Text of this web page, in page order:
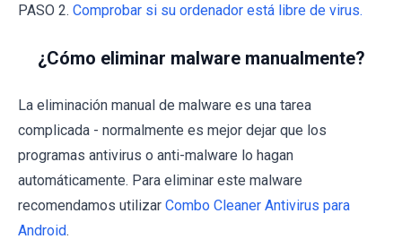
PASO 2. Comprobar si su ordenador está libre de virus.
¿Cómo eliminar malware manualmente?
La eliminación manual de malware es una tarea
complicada - normalmente es mejor dejar que los
programas antivirus o anti-malware lo hagan
automáticamente. Para eliminar este malware
recomendamos utilizar Combo Cleaner Antivirus para
Android.